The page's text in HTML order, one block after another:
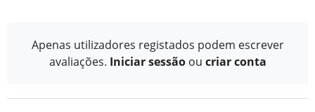
Apenas utilizadores registados podem escrever
avaliações. Iniciar sessão ou criar conta